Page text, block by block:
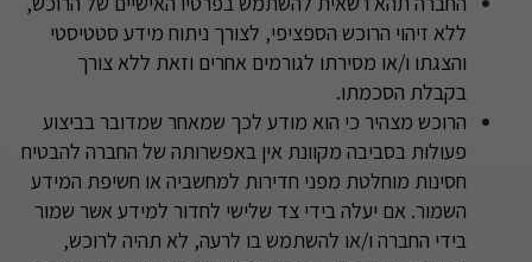
ללא זיהוי הרוכש הספציפי, לצורך ניתוח מידע סטטיסטי
והצגתו ו/או מסירתו לגורמים אחרים וזאת ללא צורך
בקבלת הסכמתו.
הרוכש מצהיר כי הוא מודע לכך שמאחר שמדובר בביצוע
פעולות בסביבה מקוונת אין באפשרותה של החברה להבטיח
חסינות מוחלטת מפני חדירות למחשביה או חשיפת המידע
השמור. אם יעלה בידי צד שלישי לחדור למידע אשר שמור
בידי החברה ו/או להשתמש בו לרעה, לא תהיה לרוכש,